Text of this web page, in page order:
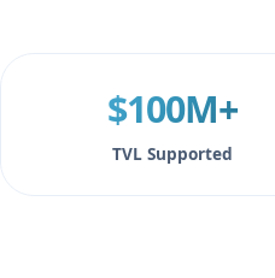
$100M+
TVL Supported